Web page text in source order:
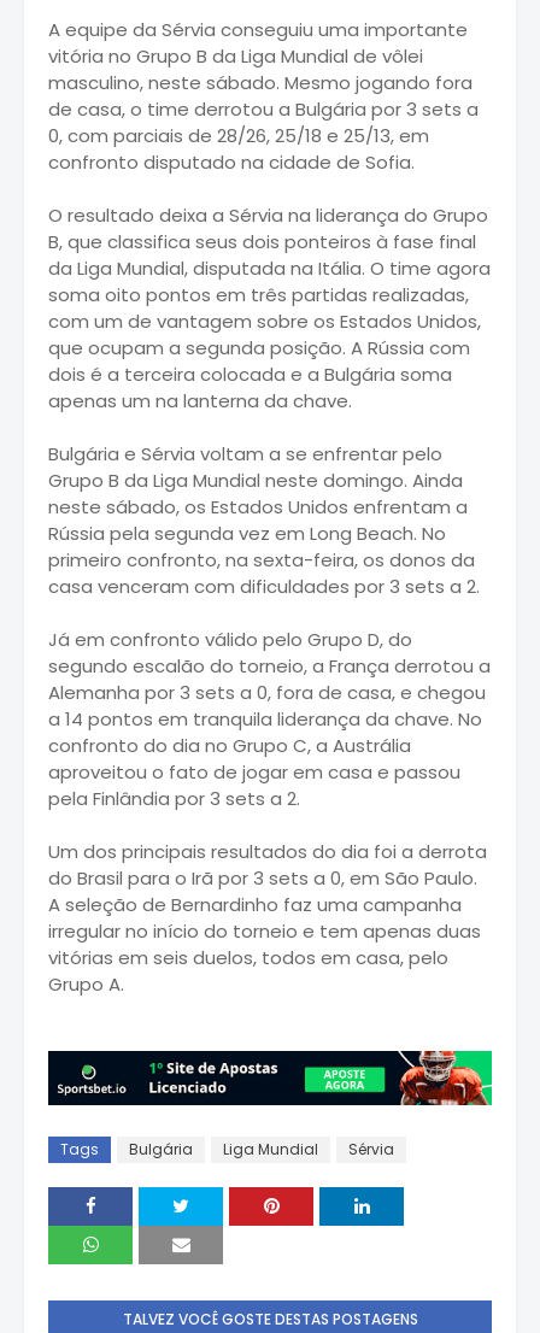
A equipe da Sérvia conseguiu uma importante
vitória no Grupo B da Liga Mundial de vôlei
masculino, neste sábado. Mesmo jogando fora
de casa, o time derrotou a Bulgária por 3 sets a
0, com parciais de 28/26, 25/18 e 25/13, em
confronto disputado na cidade de Sofia.
O resultado deixa a Sérvia na liderança do Grupo
B, que classifica seus dois ponteiros à fase final
da Liga Mundial, disputada na Itália. O time agora
soma oito pontos em três partidas realizadas,
com um de vantagem sobre os Estados Unidos,
que ocupam a segunda posição. A Rússia com
dois é a terceira colocada e a Bulgária soma
apenas um na lanterna da chave.
Bulgária e Sérvia voltam a se enfrentar pelo
Grupo B da Liga Mundial neste domingo. Ainda
neste sábado, os Estados Unidos enfrentam a
Rússia pela segunda vez em Long Beach. No
primeiro confronto, na sexta-feira, os donos da
casa venceram com dificuldades por 3 sets a 2.
Já em confronto válido pelo Grupo D, do
segundo escalão do torneio, a França derrotou a
Alemanha por 3 sets a 0, fora de casa, e chegou
a 14 pontos em tranquila liderança da chave. No
confronto do dia no Grupo C, a Austrália
aproveitou o fato de jogar em casa e passou
pela Finlândia por 3 sets a 2.
Um dos principais resultados do dia foi a derrota
do Brasil para o Irã por 3 sets a 0, em São Paulo.
A seleção de Bernardinho faz uma campanha
irregular no início do torneio e tem apenas duas
vitórias em seis duelos, todos em casa, pelo
Grupo A.
Tags Bulgária Liga Mundial Sérvia
TALVEZ VOCÊ GOSTE DESTAS POSTAGENS